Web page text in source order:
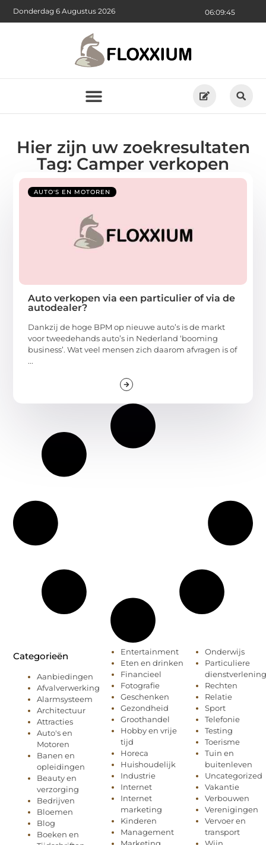
06:09:46
Donderdag 6 Augustus 2026
Hier zijn uw zoekresultaten
Tag: Camper verkopen
AUTO'S EN MOTOREN
Auto verkopen via een particulier of via de
autodealer?
Dankzij de hoge BPM op nieuwe auto’s is de markt
voor tweedehands auto’s in Nederland ‘booming
business’. Wat veel mensen zich daarom afvragen is of
...
Categorieën
Aanbiedingen
Afvalverwerking
Alarmsysteem
Architectuur
Attracties
Auto's en
Motoren
Banen en
opleidingen
Beauty en
verzorging
Bedrijven
Bloemen
Blog
Boeken en
Entertainment
Eten en drinken
Financieel
Fotografie
Geschenken
Gezondheid
Groothandel
Hobby en vrije
tijd
Horeca
Huishoudelijk
Industrie
Internet
Internet
marketing
Kinderen
Management
Onderwijs
Particuliere
dienstverlening
Rechten
Relatie
Sport
Telefonie
Testing
Toerisme
Tuin en
buitenleven
Uncategorized
Vakantie
Verbouwen
Verenigingen
Vervoer en
transport